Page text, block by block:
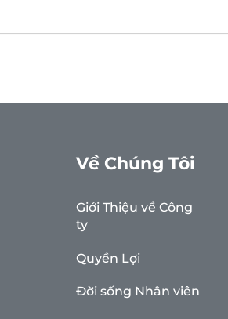
Về Chúng Tôi
Giới Thiệu về Công
ty
Quyền Lợi
Đời sống Nhân viên